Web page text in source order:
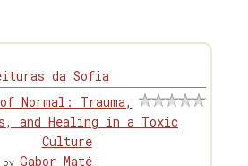
da Sofia
Normal: Trauma,
and Healing in a Toxic
Culture
by Gabor Maté